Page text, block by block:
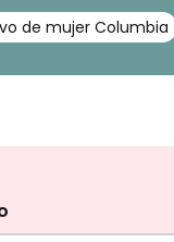
de mujer Columbia